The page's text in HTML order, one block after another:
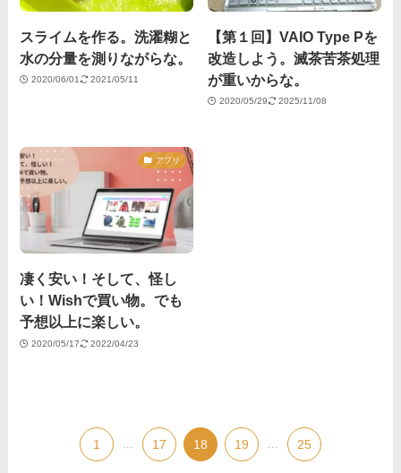
スライムを作る。洗濯糊と
水の分量を測りながらな。
2020/06/01 2021/05/11
【第１回】VAIO Type Pを
改造しよう。滅茶苦茶処理
が重いからな。
2020/05/29 2025/11/08
アプリ
凄く安い！そして、怪し
い！Wishで買い物。でも
予想以上に楽しい。
2020/05/17 2022/04/23
1 ... 17 18 19 ... 25